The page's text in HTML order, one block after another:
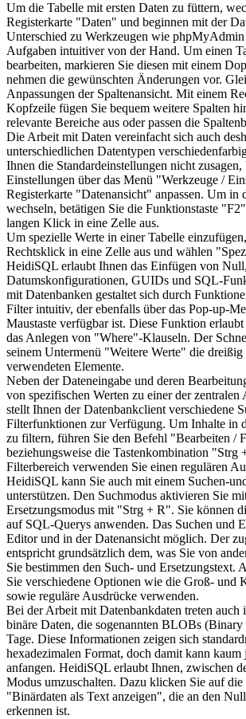
Um die Tabelle mit ersten Daten zu füttern,
Registerkarte "Daten" und beginnen mit der
Unterschied zu Werkzeugen wie phpMyAdmin
Aufgaben intuitiver von der Hand. Um einen
bearbeiten, markieren Sie diesen mit einem
nehmen die gewünschten Änderungen vor.
Anpassungen der Spaltenansicht. Mit einem
Kopfzeile fügen Sie bequem weitere Spalten
relevante Bereiche aus oder passen die
Die Arbeit mit Daten vereinfacht sich auch
unterschiedlichen Datentypen
Ihnen die Standardeinstellungen nicht zusagen,
Einstellungen über das Menü "Werkzeuge /
Registerkarte "Datenansicht" anpassen. Um in
wechseln, betätigen Sie die Funktionstaste
langen Klick in eine Zelle aus.
Um spezielle Werte in einer Tabelle
Rechtsklick in eine Zelle aus und wählen
HeidiSQL erlaubt Ihnen das Einfügen von
Datumskonfigurationen, GUIDs und SQL-
mit Datenbanken gestaltet sich durch
Filter intuitiv, der ebenfalls über das Pop-up-
Maustaste verfügbar ist. Diese Funktion
das Anlegen von "Where"-Klauseln. Der
seinem Untermenü "Weitere Werte" die dreißig
verwendeten Elemente.
Neben der Dateneingabe und deren
von spezifischen Werten zu einer der
stellt Ihnen der Datenbankclient verschiedene
Filterfunktionen zur Verfügung. Um Inhalte in
zu filtern, führen Sie den Befehl "Bearbeiten /
beziehungsweise die Tastenkombination "Strg
Filterbereich verwenden Sie einen regulären
HeidiSQL kann Sie auch mit einem Suchen-
unterstützen. Den Suchmodus aktivieren Sie
Ersetzungsmodus mit "Strg + R". Sie können
auf SQL-Querys anwenden. Das Suchen und
Editor und in der Datenansicht möglich. Der
entspricht grundsätzlich dem, was Sie von
Sie bestimmen den Such- und Ersetzungstext.
Sie verschiedene Optionen wie die Groß- und
sowie reguläre Ausdrücke verwenden.
Bei der Arbeit mit Datenbankdaten treten auch
binäre Daten, die sogenannten BLOBs
Tage. Diese Informationen zeigen sich
hexadezimalen Format, doch damit kann kaum
anfangen. HeidiSQL erlaubt Ihnen, zwischen
Modus umzuschalten. Dazu klicken Sie auf die
"Binärdaten als Text anzeigen", die an den
erkennen ist.